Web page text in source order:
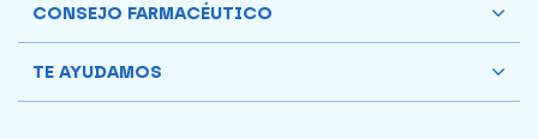
CONSEJO FARMACÉUTICO
TE AYUDAMOS